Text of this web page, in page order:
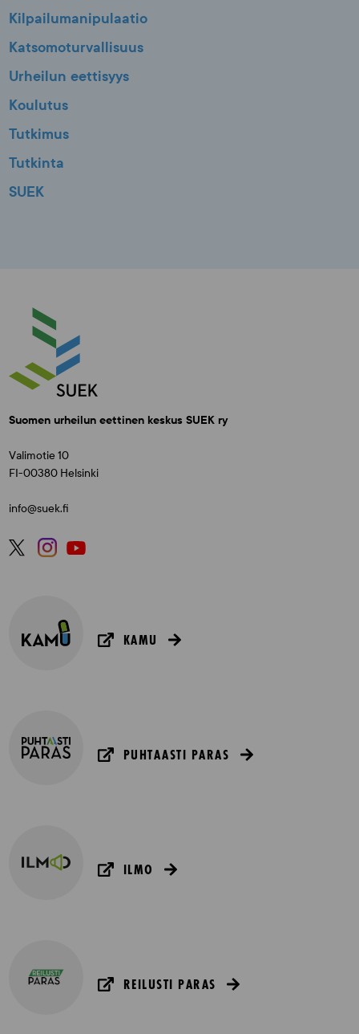
Kilpailumanipulaatio
Katsomoturvallisuus
Urheilun eettisyys
Koulutus
Tutkimus
Tutkinta
SUEK
Suomen urheilun eettinen keskus SUEK ry
Valimotie 10
FI-00380 Helsinki
info@suek.fi
KAMU
PUHTAASTI PARAS
ILMO
REILUSTI PARAS